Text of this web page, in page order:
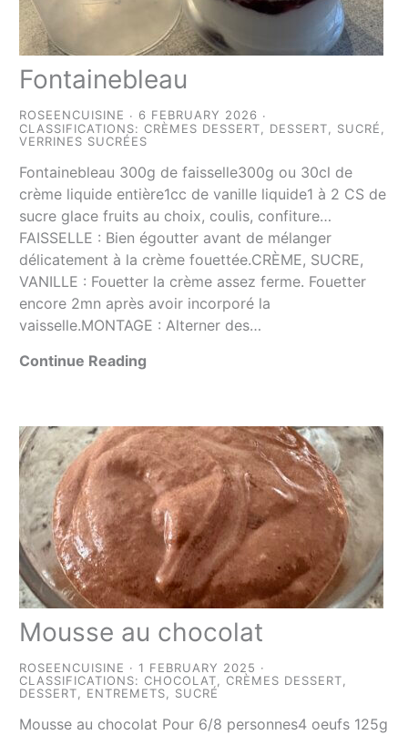
Fontainebleau
ROSEENCUISINE
6 FEBRUARY 2026
CLASSIFICATIONS:CRÈMES DESSERT, DESSERT, SUCRÉ,
VERRINES SUCRÉES
Fontainebleau 300g de faisselle300g ou 30cl de
crème liquide entière1cc de vanille liquide1 à 2 CS de
sucre glace fruits au choix, coulis, confiture…
FAISSELLE : Bien égoutter avant de mélanger
délicatement à la crème fouettée.CRÈME, SUCRE,
VANILLE : Fouetter la crème assez ferme. Fouetter
encore 2mn après avoir incorporé la
vaisselle.MONTAGE : Alterner des…
Continue Reading
Mousse au chocolat
ROSEENCUISINE
1 FEBRUARY 2025
CLASSIFICATIONS:CHOCOLAT,CRÈMES DESSERT,
DESSERT, ENTREMETS, SUCRÉ
Mousse au chocolat Pour 6/8 personnes4 oeufs 125g